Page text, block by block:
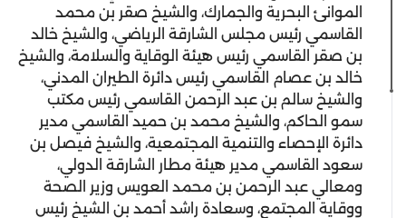
الموانئ البحرية والجمارك، والشيخ صقر بن محمد
القاسمي رئيس مجلس الشارقة الرياضي، والشيخ خالد
بن صقر القاسمي رئيس هيئة الوقاية والسلامة، والشيخ
خالد بن عصام القاسمي رئيس دائرة الطيران المدني،
والشيخ سالم بن عبد الرحمن القاسمي رئيس مكتب
سمو الحاكم، والشيخ محمد بن حميد القاسمي مدير
دائرة الإحصاء والتنمية المجتمعية، والشيخ فيصل بن
سعود القاسمي مدير هيئة مطار الشارقة الدولي،
ومعالي عبد الرحمن بن محمد العويس وزير الصحة
ووقاية المجتمع، وسعادة راشد أحمد بن الشيخ رئيس